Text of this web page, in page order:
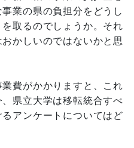
業の県の負担分をどうし
取るのでしょうか。それ
かしいのではないかと思
費がかかりますと、これ
県立大学は移転統合すべ
アンケートについてはど